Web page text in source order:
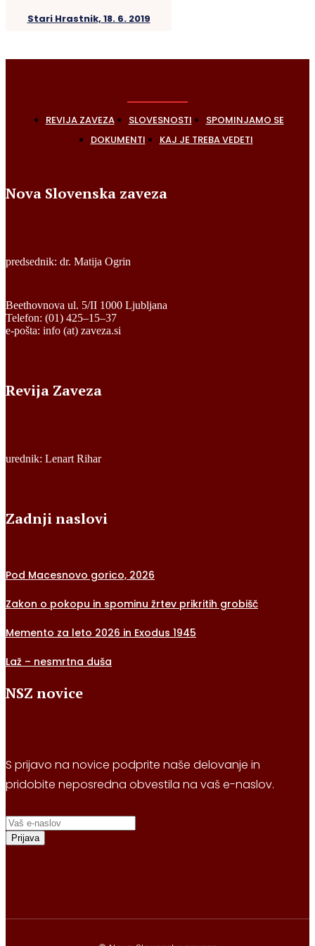
Stari Hrastnik, 18. 6. 2019
REVIJA ZAVEZA SLOVESNOSTI
SPOMINJAMO SE
DOKUMENTI
KAJ JE TREBA VEDETI
Nova Slovenska zaveza
predsednik: dr. Matija Ogrin
Beethovnova ul. 5/II 1000 Ljubljana
Telefon: (01) 425–15–37
e-pošta: info (at) zaveza.si
Revija Zaveza
urednik: Lenart Rihar
Zadnji naslovi
Pod Macesnovo gorico, 2026
Zakon o pokopu in spominu žrtev prikritih grobišč
Memento za leto 2026 in Exodus 1945
Laž – nesmrtna duša
NSZ novice
S prijavo na novice podprite naše delovanje in
pridobite neposredna obvestila na vaš e-naslov.
Prijava